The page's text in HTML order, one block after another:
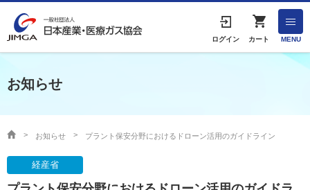
ログイン カート MENU
English
HOME
事業者の方へ
お知らせ
お知らせ プラント保安分野におけるドローン活用のガイドライン
経産省